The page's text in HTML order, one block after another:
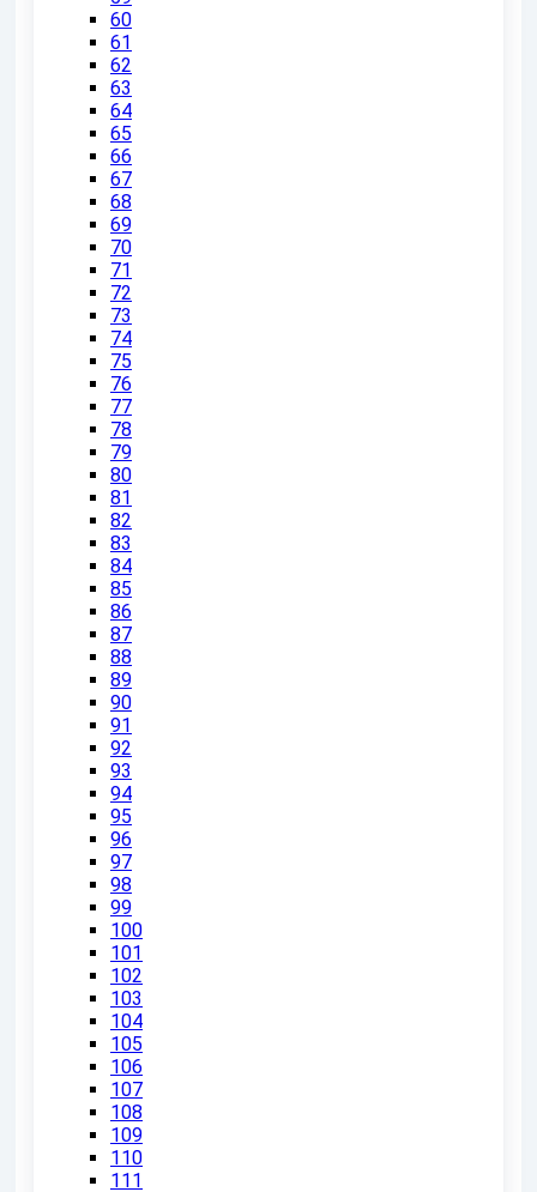
60
61
62
63
64
65
66
67
68
69
70
71
72
73
74
75
76
77
78
79
80
81
82
83
84
85
86
87
88
89
90
91
92
93
94
95
96
97
98
99
100
101
102
103
104
105
106
107
108
109
110
111